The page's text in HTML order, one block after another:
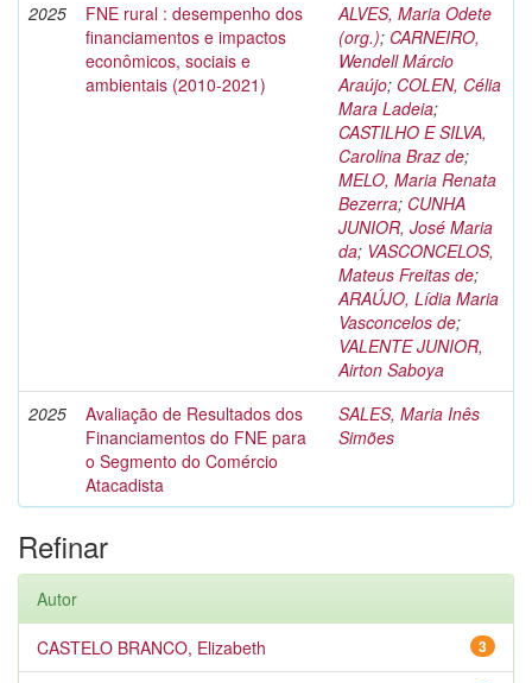
2025
FNE rural : desempenho dos
financiamentos e impactos
econômicos, sociais e
ambientais (2010-2021)
ALVES, Maria Odete
(org.); CARNEIRO,
Wendell Márcio
Araújo; COLEN, Célia
Mara Ladeia;
CASTILHO E SILVA,
Carolina Braz de;
MELO, Maria Renata
Bezerra; CUNHA
JUNIOR, José Maria
da; VASCONCELOS,
Mateus Freitas de;
ARAÚJO, Lídia Maria
Vasconcelos de;
VALENTE JUNIOR,
Airton Saboya
2025
Avaliação de Resultados dos
Financiamentos do FNE para
o Segmento do Comércio
Atacadista
SALES, Maria Inês
Simões
Refinar
Autor
3
CASTELO BRANCO, Elizabeth